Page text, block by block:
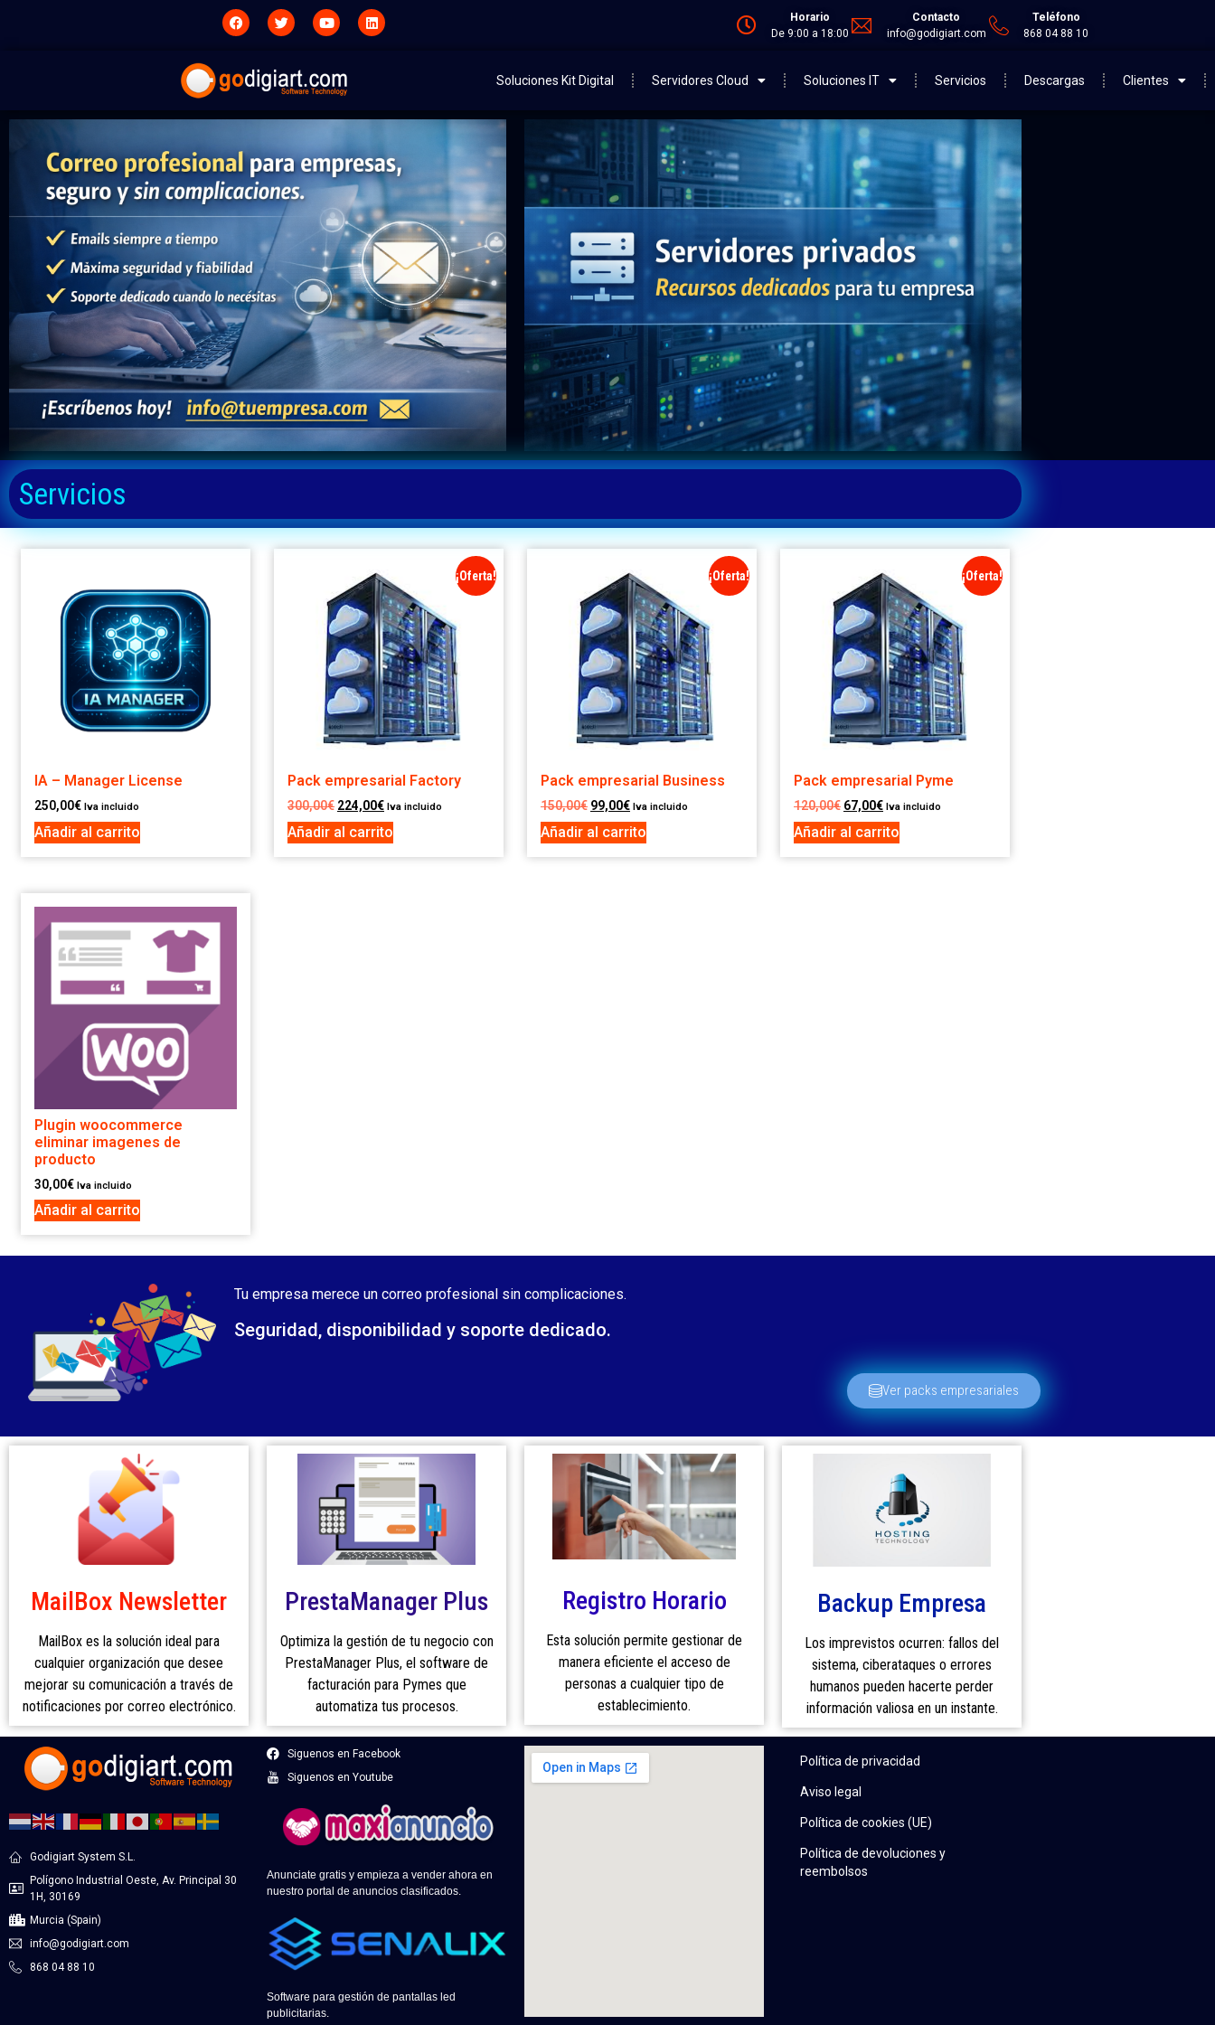
Horario
De 9:00 a 18:00
Contacto
info@godigiart.com
Teléfono
868 04 88 10
Soluciones Kit Digital Servidores Cloud Soluciones IT Servicios Descargas Clientes
Servicios
IA – Manager License
250,00€ Iva incluido
Añadir al carrito
¡Oferta!
Pack empresarial Factory
300,00€ 224,00€ Iva incluido
Añadir al carrito
¡Oferta!
Pack empresarial Business
150,00€ 99,00€ Iva incluido
Añadir al carrito
¡Oferta!
Pack empresarial Pyme
120,00€ 67,00€ Iva incluido
Añadir al carrito
Plugin woocommerce
eliminar imagenes de
producto
30,00€ Iva incluido
Añadir al carrito
Tu empresa merece un correo profesional sin complicaciones.
Seguridad, disponibilidad y soporte dedicado.
Ver packs empresariales
MailBox Newsletter
MailBox es la solución ideal para
cualquier organización que desee
mejorar su comunicación a través de
notificaciones por correo electrónico.
PrestaManager Plus
Optimiza la gestión de tu negocio con
PrestaManager Plus, el software de
facturación para Pymes que
automatiza tus procesos.
Registro Horario
Esta solución permite gestionar de
manera eficiente el acceso de
personas a cualquier tipo de
establecimiento.
Backup Empresa
Los imprevistos ocurren: fallos del
sistema, ciberataques o errores
humanos pueden hacerte perder
información valiosa en un instante.
Godigiart System S.L.
Polígono Industrial Oeste, Av. Principal 30
1H, 30169
Murcia (Spain)
info@godigiart.com
868 04 88 10
Siguenos en Facebook
Siguenos en Youtube
Anunciate gratis y empieza a vender ahora en
nuestro portal de anuncios clasificados.
Software para gestión de pantallas led
publicitarias.
Política de privacidad
Aviso legal
Política de cookies (UE)
Política de devoluciones y
reembolsos